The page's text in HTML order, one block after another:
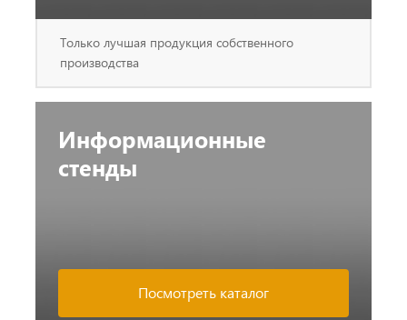
Только лучшая продукция собственного
производства
Информационные
стенды
Посмотреть каталог